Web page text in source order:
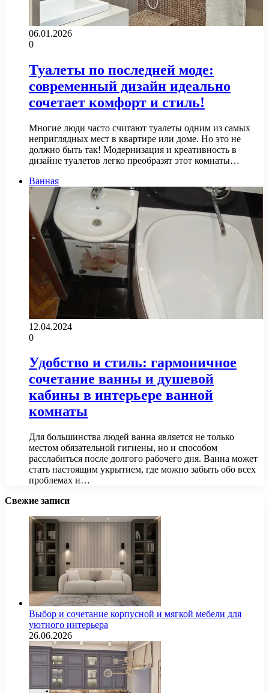
06.01.2026
0
Туалеты по последней моде:
современный дизайн идеально
сочетает комфорт и стиль!
Многие люди часто считают туалеты одним из самых
неприглядных мест в квартире или доме. Но это не
должно быть так! Модернизация и креативность в
дизайне туалетов легко преобразят этот комнаты…
Ванная
12.04.2024
0
Удобство и стиль: гармоничное
сочетание ванны и душевой
кабины в интерьере ванной
комнаты
Для большинства людей ванна является не только
местом обязательной гигиены, но и способом
расслабиться после долгого рабочего дня. Ванна может
стать настоящим укрытием, где можно забыть обо всех
проблемах и…
Свежие записи
Выбор и сочетание корпусной и мягкой мебели для
уютного интерьера
26.06.2026